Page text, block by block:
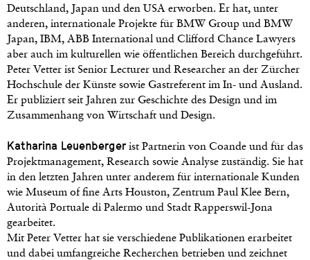
Deutschland, Japan und den USA erworben. Er hat, unter
anderen, internationale Projekte für BMW Group und BMW
Japan, IBM, ABB International und Clifford Chance Lawyers
aber auch im kulturellen wie öffentlichen Bereich durchgeführt.
Peter Vetter ist Senior Lecturer und Researcher an der Zürcher
Hochschule der Künste sowie Gastreferent im In- und Ausland.
Er publiziert seit Jahren zur Geschichte des Design und im
Zusammenhang von Wirtschaft und Design.
Katharina Leuenbergerist Partnerin von Coande und für das
Projektmanagement, Research sowie Analyse zuständig. Sie hat
in den letzten Jahren unter anderem für internationale Kunden
wie Museum of fine Arts Houston, Zentrum Paul Klee Bern,
Autorità Portuale di Palermo und Stadt Rapperswil-Jona
gearbeitet.
Mit Peter Vetter hat sie verschiedene Publikationen erarbeitet
und dabei umfangreiche Recherchen betrieben und zeichnet